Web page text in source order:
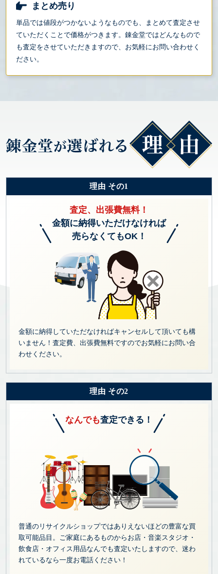
まとめ売り
単品では値段がつかないようなものでも、まとめて査定させ
ていただくことで価格がつきます。錬金堂ではどんなもので
も査定をさせていただきますので、お気軽にお問い合わせく
ださい。
理由 その1
査定、出張費無料！
金額に納得いただけなければ
売らなくてもOK！
金額に納得していただなければキャンセルして頂いても構
いません！査定費、出張費無料ですのでお気軽にお問い合
わせください。
理由 その2
なんでも査定できる！
普通のリサイクルショップではありえないほどの豊富な買
取可能品目。ご家庭にあるものからお店・音楽スタジオ・
飲食店・オフィス用品なんでも査定いたしますので、迷わ
れているなら一度お電話ください！